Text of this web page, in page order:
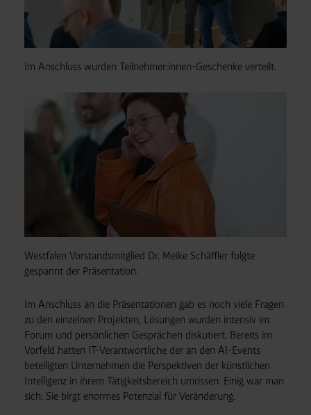
DSGVO sicher (z. B. EU-Standardvertragsklauseln).
Speicherdauer:
Cookies werden je nach Zweck
unterschiedlich lange gespeichert. Die maximale
Speicherdauer beträgt 400 Tage, sofern nicht gesetzlich
Westfalen AG & Co. KG, Industrieweg
43, 48155 Münster E-Mail: datenschutz@westfalen.com
Im Anschluss wurden Teilnehmer:innen-Geschenke verteilt.
Westfalen Vorstandsmitglied Dr. Meike Schäffler folgte
gespannt der Präsentation.
Im Anschluss an die Präsentationen gab es noch viele Fragen
zu den einzelnen Projekten, Lösungen wurden intensiv im
Forum und persönlichen Gesprächen diskutiert. Bereits im
Vorfeld hatten IT-Verantwortliche der an den AI-Events
beteiligten Unternehmen die Perspektiven der künstlichen
Intelligenz in ihrem Tätigkeitsbereich umrissen. Einig war man
sich: Sie birgt enormes Potenzial für Veränderung.